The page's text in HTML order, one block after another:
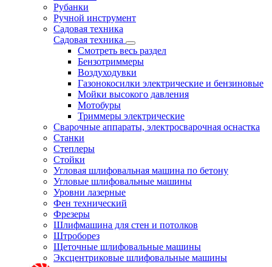
Рубанки
Ручной инструмент
Садовая техника
Садовая техника
Смотреть весь раздел
Бензотриммеры
Воздуходувки
Газонокосилки электрические и бензиновые
Мойки высокого давления
Мотобуры
Триммеры электрические
Сварочные аппараты, электросварочная оснастка
Станки
Степлеры
Стойки
Угловая шлифовальная машина по бетону
Угловые шлифовальные машины
Уровни лазерные
Фен технический
Фрезеры
Шлифмашина для стен и потолков
Штроборез
Щеточные шлифовальные машины
Эксцентриковые шлифовальные машины